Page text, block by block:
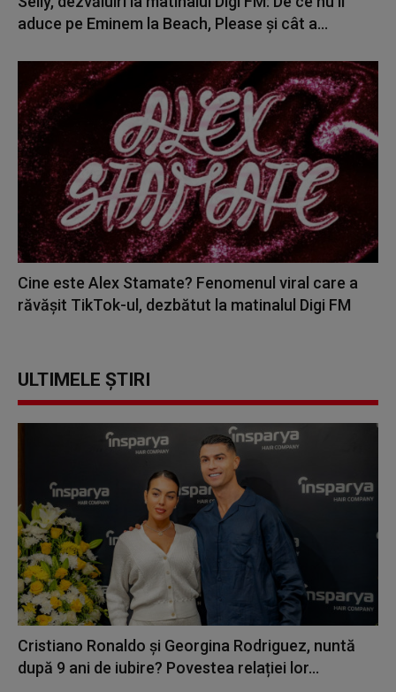
aduce pe Eminem la Beach, Please și cât a...
Cine este Alex Stamate? Fenomenul viral care a
răvășit TikTok-ul, dezbătut la matinalul Digi FM
ULTIMELE ȘTIRI
Cristiano Ronaldo și Georgina Rodriguez, nuntă
după 9 ani de iubire? Povestea relației lor...